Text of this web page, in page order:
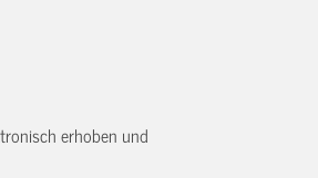
erhoben und